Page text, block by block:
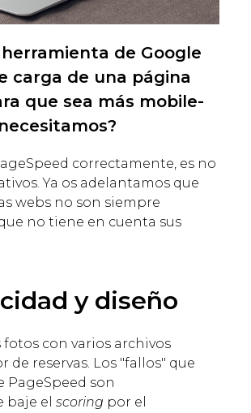
de Google
carga de una página
que sea más mobile-
correctamente, es no
Ya os adelantamos que
webs no son siempre
no tiene en cuenta sus
y diseño
con varios archivos
reservas. Los "fallos" que
PageSpeed son
baje el scoring por el